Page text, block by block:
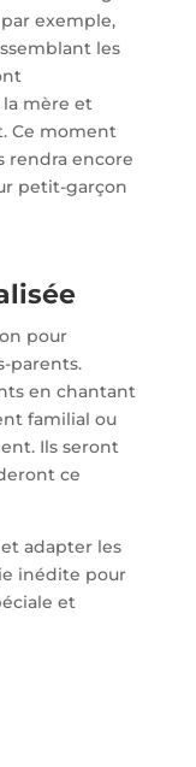
exemple,
les
mère et
Ce moment
rendra encore
petit-garçon
pour
parents.
en chantant
familial ou
Ils seront
ce
adapter les
inédite pour
et